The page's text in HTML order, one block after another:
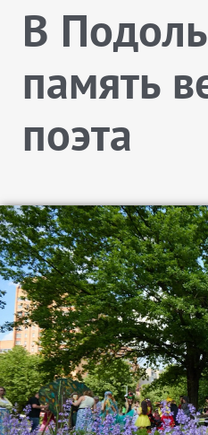
В
память
поэта